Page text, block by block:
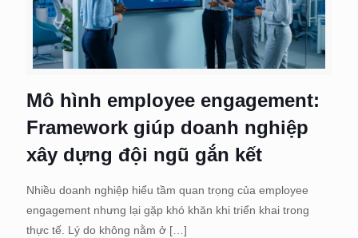
Mô hình employee engagement:
Framework giúp doanh nghiệp
xây dựng đội ngũ gắn kết
Nhiều doanh nghiệp hiểu tầm quan trọng của employee
engagement nhưng lại gặp khó khăn khi triển khai trong
thực tế. Lý do không nằm ở […]